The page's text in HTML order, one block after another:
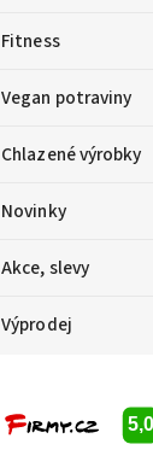
Fitness
Vegan potraviny
Chlazené výrobky
Novinky
Akce, slevy
Výprodej